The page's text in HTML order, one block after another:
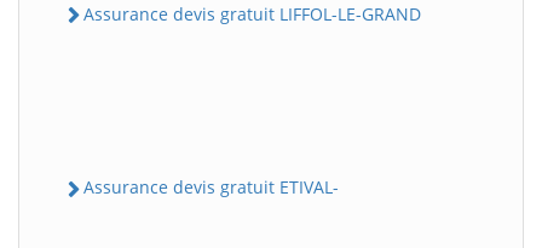
Assurance devis gratuit LIFFOL-LE-GRAND
Assurance devis gratuit ETIVAL-